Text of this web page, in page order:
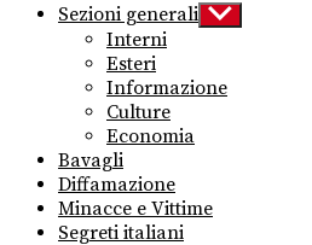
Sezioni generali Show
sub
Interni
Esteri
Informazione
Culture
Economia
Bavagli
Diffamazione
Minacce e Vittime
Segreti italiani